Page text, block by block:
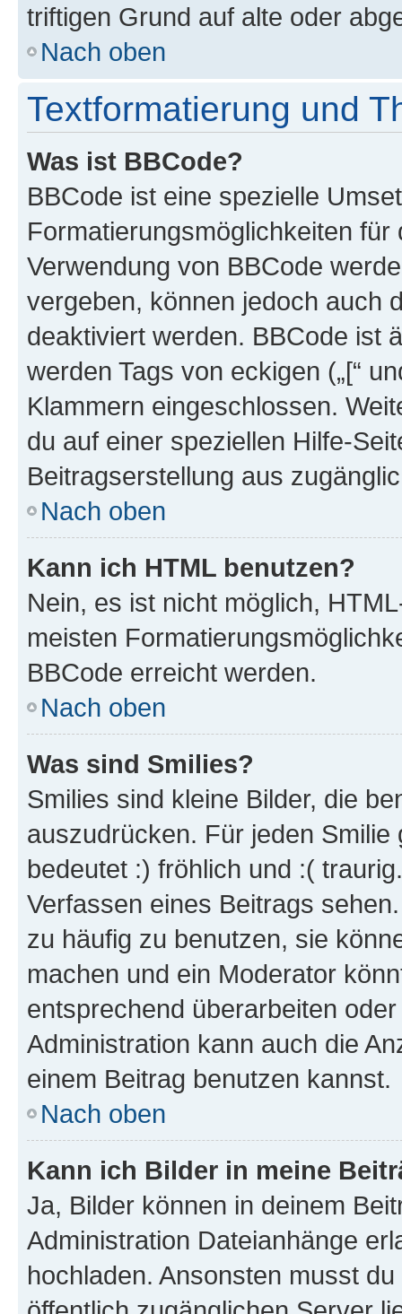
triftigen Grund auf alte oder
Nach oben
Textformatierung und
Was ist BBCode?
BBCode ist eine spezielle
Formatierungsmöglichkeiten
Verwendung von BBCode
vergeben, können jedoch auch
deaktiviert werden. BBCode ist
werden Tags von eckigen („[“
Klammern eingeschlossen.
du auf einer speziellen Hilfe-
Beitragserstellung aus
Nach oben
Kann ich HTML benutzen?
Nein, es ist nicht möglich,
meisten
BBCode erreicht werden.
Nach oben
Was sind Smilies?
Smilies sind kleine Bilder, die
auszudrücken. Für jeden
bedeutet :) fröhlich und :(
Verfassen eines Beitrags
zu häufig zu benutzen, sie
machen und ein Moderator
entsprechend überarbeiten
Administration kann auch die
einem Beitrag benutzen kannst.
Nach oben
Kann ich Bilder in meine
Ja, Bilder können in deinem
Administration Dateianhänge
hochladen. Ansonsten musst